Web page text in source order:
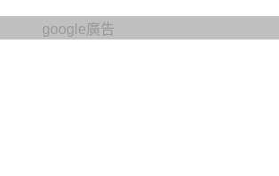
google廣告